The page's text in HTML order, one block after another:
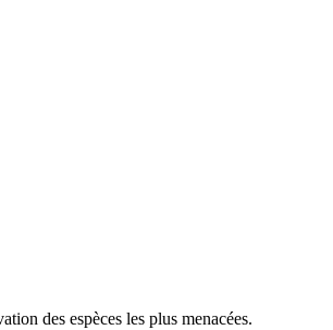
des espèces les plus menacées.